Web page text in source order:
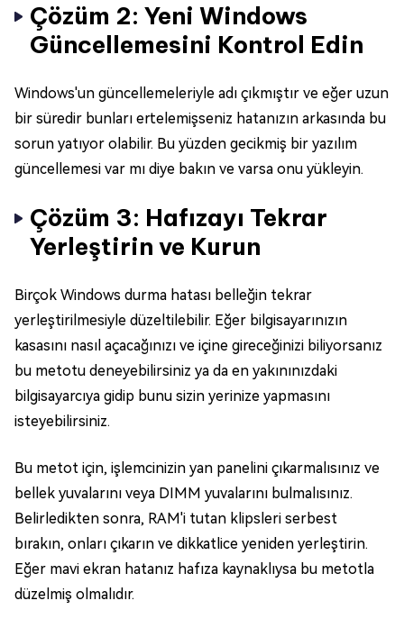
Çözüm 2: Yeni Windows
Güncellemesini Kontrol Edin
Windows'un güncellemeleriyle adı çıkmıştır ve eğer uzun
bir süredir bunları ertelemişseniz hatanızın arkasında bu
sorun yatıyor olabilir. Bu yüzden gecikmiş bir yazılım
güncellemesi var mı diye bakın ve varsa onu yükleyin.
Çözüm 3: Hafızayı Tekrar
Yerleştirin ve Kurun
Birçok Windows durma hatası belleğin tekrar
yerleştirilmesiyle düzeltilebilir. Eğer bilgisayarınızın
kasasını nasıl açacağınızı ve içine gireceğinizi biliyorsanız
bu metotu deneyebilirsiniz ya da en yakınınızdaki
bilgisayarcıya gidip bunu sizin yerinize yapmasını
isteyebilirsiniz.
Bu metot için, işlemcinizin yan panelini çıkarmalısınız ve
bellek yuvalarını veya DIMM yuvalarını bulmalısınız.
Belirledikten sonra, RAM'i tutan klipsleri serbest
bırakın, onları çıkarın ve dikkatlice yeniden yerleştirin.
Eğer mavi ekran hatanız hafıza kaynaklıysa bu metotla
düzelmiş olmalıdır.